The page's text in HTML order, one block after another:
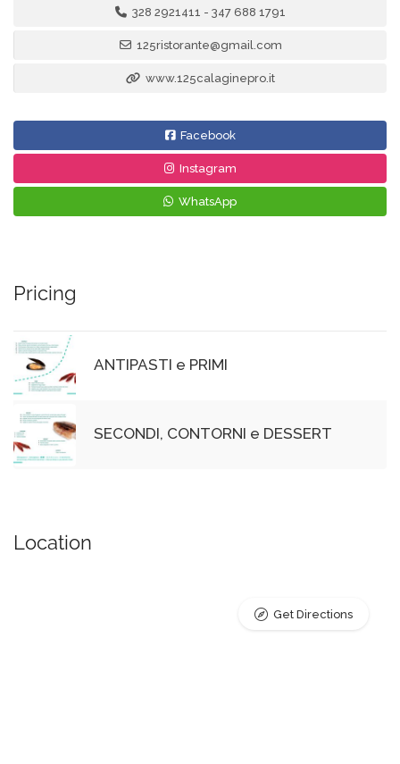
328 2921411 - 347 688 1791
125ristorante@gmail.com
www.125calaginepro.it
Facebook
Instagram
WhatsApp
Pricing
ANTIPASTI e PRIMI
SECONDI, CONTORNI e DESSERT
Location
Get Directions